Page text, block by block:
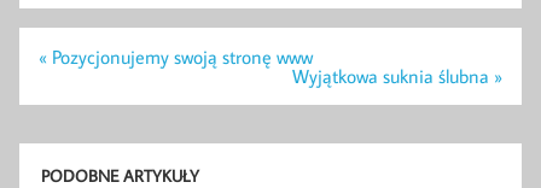
Nawigacja
wpisu
« Pozycjonujemy swoją stronę www
Wyjątkowa suknia ślubna »
PODOBNE ARTYKUŁY